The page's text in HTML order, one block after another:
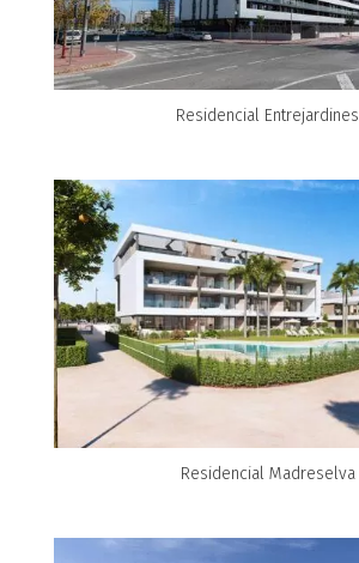
Residencial Entrejardines
Residencial Madreselva